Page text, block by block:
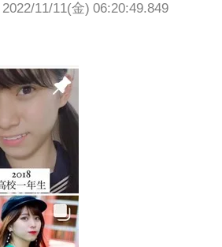
2022/11/11(金) 06:20:49.849